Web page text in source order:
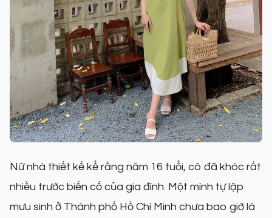
Nữ nhà thiết kế kể rằng năm 16 tuổi, cô đã khóc rất
nhiều trước biến cố của gia đình. Một mình tự lập
mưu sinh ở Thành phố Hồ Chí Minh chưa bao giờ là